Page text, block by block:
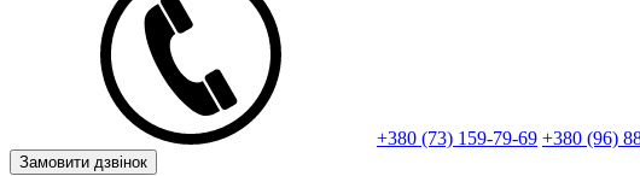
+380 (73) 159-79-69 +380 (96)
Замовити дзвінок